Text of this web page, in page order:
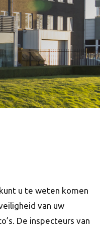
u te weten komen
van uw
De inspecteurs van